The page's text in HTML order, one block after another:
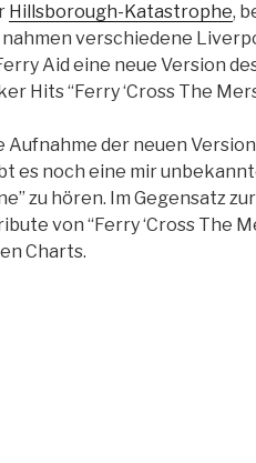
Hillsborough-Katastrophe,
verschiedene
Aid eine neue Version
Hits “Ferry ‘Cross The
Aufnahme der neuen
es noch eine mir
zu hören. Im Gegensatz
von “Ferry ‘Cross The
Charts.